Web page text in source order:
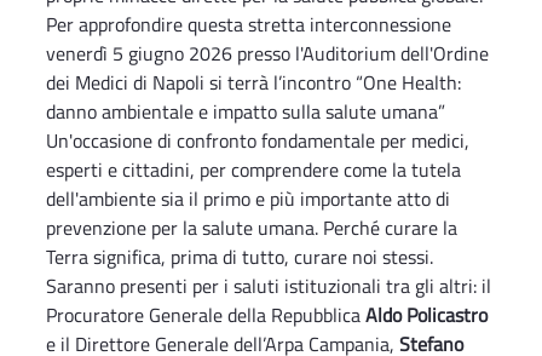
Per approfondire questa stretta interconnessione
venerdì 5 giugno 2026 presso l'Auditorium dell'Ordine
dei Medici di Napoli si terrà l’incontro “One Health:
danno ambientale e impatto sulla salute umana”
Un'occasione di confronto fondamentale per medici,
esperti e cittadini, per comprendere come la tutela
dell'ambiente sia il primo e più importante atto di
prevenzione per la salute umana. Perché curare la
Terra significa, prima di tutto, curare noi stessi.
Saranno presenti per i saluti istituzionali tra gli altri: il
Procuratore Generale della RepubblicaAldo Policastro
e il Direttore Generale dell’Arpa Campania, Stefano